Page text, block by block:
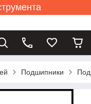
Подшипники